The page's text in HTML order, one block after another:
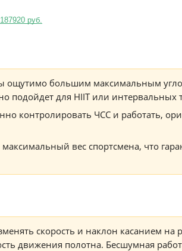
руб.
ощутимо большим максимальным
подойдет для HIIT или интервальных
контролировать ЧСС и работать,
вес спортсмена, что
скорость и наклон касанием на
движения полотна. Бесшумная